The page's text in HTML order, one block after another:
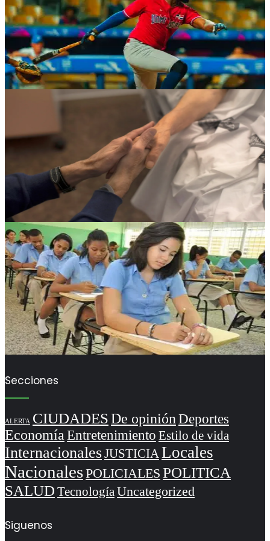
Secciones
ALERTA CIUDADESDe opinión Deportes
Economía Entretenimiento Estilo de vida
InternacionalesJUSTICIA Locales
NacionalesPOLICIALES POLITICA
SALUD Tecnología Uncategorized
Siguenos